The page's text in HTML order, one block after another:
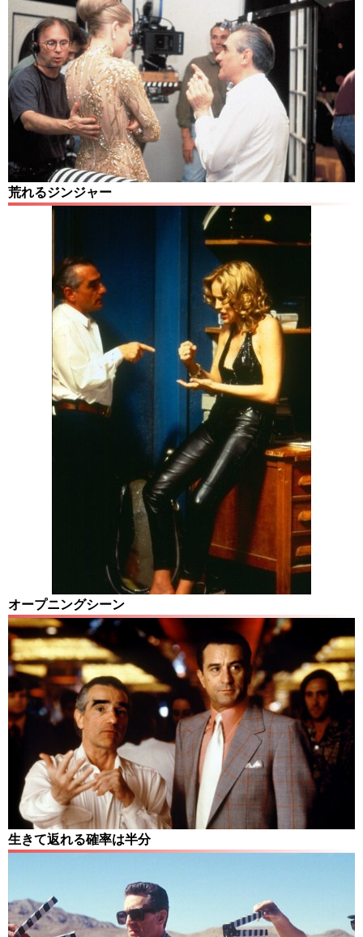
荒れるジンジャー
オープニングシーン
生きて返れる確率は半分